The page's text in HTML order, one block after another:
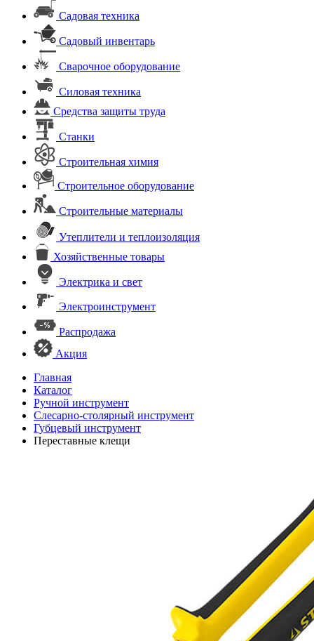
Садовая техника
Садовый инвентарь
Сварочное оборудование
Силовая техника
Средства защиты труда
Станки
Строительная химия
Строительное оборудование
Строительные материалы
Утеплители и теплоизоляция
Хозяйственные товары
Электрика и свет
Электроинструмент
Распродажа
Акция
Главная
Каталог
Ручной инструмент
Слесарно-столярный инструмент
Губцевый инструмент
Переставные клещи